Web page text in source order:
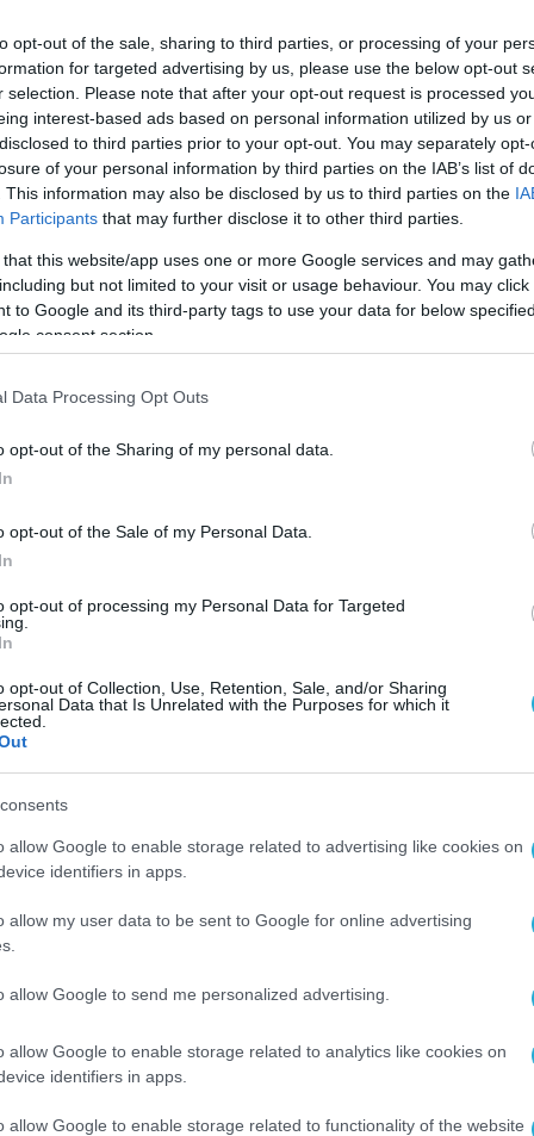
opt-out of the sale, sharing to third parties, or processing of your
for targeted advertising by us, please use the below opt-out
selection. Please note that after your opt-out request is processed
interest-based ads based on personal information utilized by us
to third parties prior to your opt-out. You may separately
of your personal information by third parties on the IAB’s list of
This information may also be disclosed by us to third parties on the
Participants that may further disclose it to other third parties.
that this website/app uses one or more Google services and may
but not limited to your visit or usage behaviour. You may
to Google and its third-party tags to use your data for below
consent section.
Data Processing Opt Outs
opt-out of the Sharing of my personal data.
opt-out of the Sale of my Personal Data.
opt-out of processing my Personal Data for Targeted
opt-out of Collection, Use, Retention, Sale, and/or Sharing
Data that Is Unrelated with the Purposes for which it
allow Google to enable storage related to advertising like cookies on
identifiers in apps.
allow my user data to be sent to Google for online advertising
allow Google to send me personalized advertising.
allow Google to enable storage related to analytics like cookies on
identifiers in apps.
allow Google to enable storage related to functionality of the website
να εξελιχθεί, να καινοτομήσει και να
Αντιπρόεδρος του ΕΒΕΘ, Πάνος
Ψηφιακής
Τζόλλας. Κοινός παρονομαστής των
πλέον ισχυρό ακαδημαϊκό υπόβαθρο,
στοιχεία που μπορούν να τη μετατρέψουν
συμβάλλοντας καθοριστικά στην
του Δρα Νικόλαου Χουρβουλιάδη,
Anatolia, συμμετείχαν εκπρόσωποι
περιοχή. Συγκεκριμένα, οι Νικόλαος Τακάς
(CEO & General Partner, Loggerhead
μοιράστηκαν την εμπειρία και την
σήμερα υπάρχουν διαθέσιμα επενδυτικά
ομάδες με εξωστρεφές όραμα,
κλιμάκωσης (scalability). Οι ομιλητές
αλλά προσφέρουν επιπλέον
και πρόσβαση σε διεθνή δίκτυα και
της ευρύτερης επιχειρηματικής
επιχειρηματίες να εξοικειωθούν με το
αντιμετωπίζοντάς την όχι ως εμπόδιο,
προς την καινοτομία και την επιτυχία.
από το ακροατήριο,
κοινότητας για τις νέες τεχνολογίες, την